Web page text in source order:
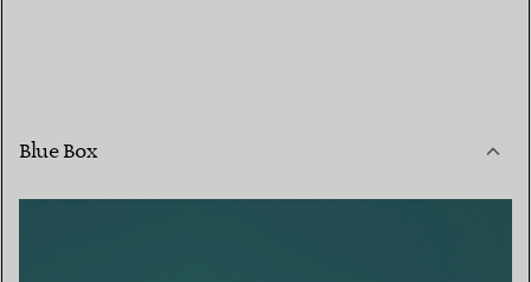
Blue Box